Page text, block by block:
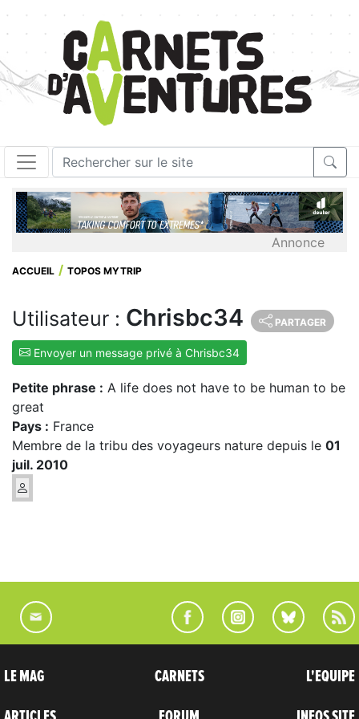
Annonce
ACCUEIL TOPOS MYTRIP
Utilisateur : Chrisbc34 PARTAGER
Envoyer un message privé à Chrisbc34
Petite phrase : A life does not have to be human to be
great
Pays : France
Membre de la tribu des voyageurs nature depuis le 01
juil. 2010
LE MAG CARNETS L'EQUIPE